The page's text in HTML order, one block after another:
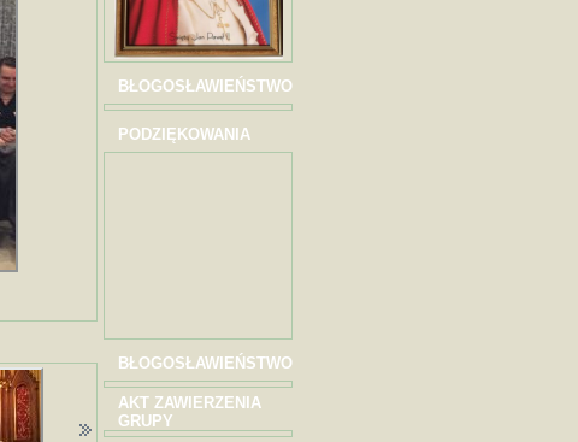
BŁOGOSŁAWIEŃSTWO
PODZIĘKOWANIA
BŁOGOSŁAWIEŃSTWO
AKT ZAWIERZENIA
GRUPY